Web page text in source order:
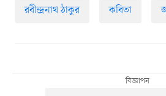
রবীন্দ্রনাথ ঠাকুর কবিতা